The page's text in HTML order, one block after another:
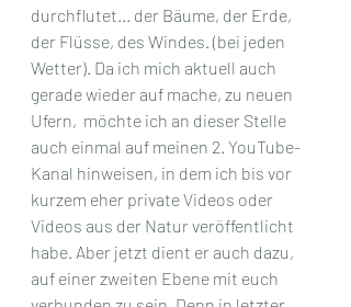
durchflutet... der Bäume, der Erde,
der Flüsse, des Windes. (bei jeden
Wetter). Da ich mich aktuell auch
gerade wieder auf mache, zu neuen
Ufern,  möchte ich an dieser Stelle
auch einmal auf meinen 2. YouTube-
Kanal hinweisen, in dem ich bis vor
kurzem eher private Videos oder
Videos aus der Natur veröffentlicht
habe. Aber jetzt dient er auch dazu,
auf einer zweiten Ebene mit euch